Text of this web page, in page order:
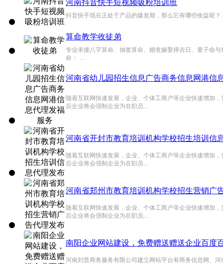
河南抖音快手短视频吸粉培训班
抖音快手现在正处于产品的爆发期，那么它有哪些收益呢
算命教学收徒弟
专业承接八字算命、抽签算命、婚丧嫁娶择吉日、童子命
命： ...
河南省幼儿园招生信息广告商务信息网港信
随着互联网快速发展，企业、个体工商户等企业快速增加
后企业将会强制企业为在职员...
河南省开封市教育培训机构学校招生培训信
随着互联网快速发展，企业、个体工商户等企业快速增加
后企业将会强制企业为在职员...
河南省郑州市教育培训机构学校招生营销广
随着互联网快速发展，企业、个体工商户等企业快速增加
后企业将会强制企业为在职员...
南阳企业网站建设，免费赠送赠送企业百度
河南刘贵商务服务有限公司建立网站平台有商务信息网、